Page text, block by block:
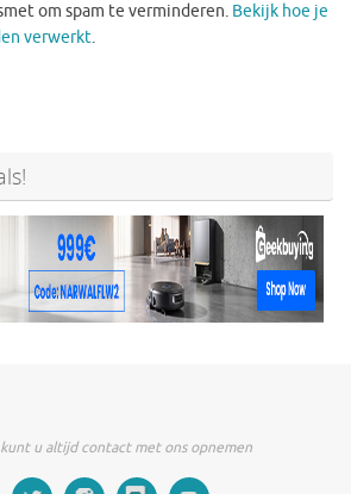
om spam te verminderen. Bekijk hoe je
verwerkt.
u altijd contact met ons opnemen